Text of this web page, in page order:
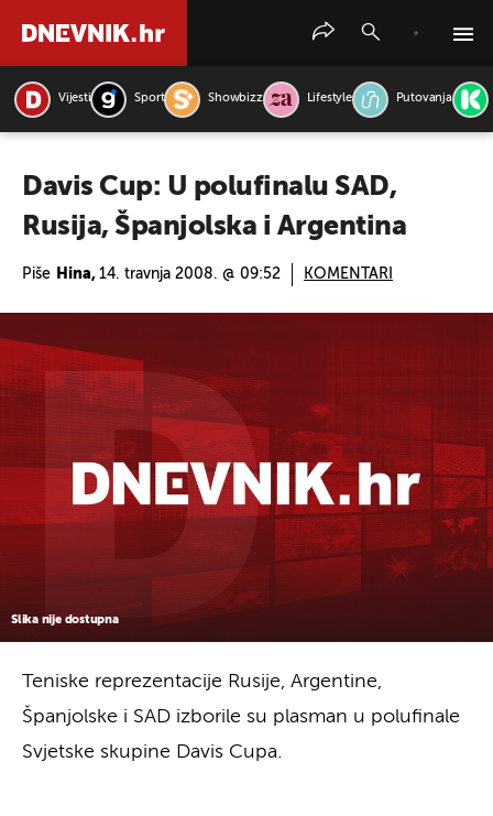
Vijesti Sport Showbizz Lifestyle Putovanja
Davis Cup: U polufinalu SAD,
Rusija, Španjolska i Argentina
Piše Hina, 14. travnja 2008. @ 09:52 KOMENTARI
Slika nije dostupna
Teniske reprezentacije Rusije, Argentine,
Španjolske i SAD izborile su plasman u polufinale
Svjetske skupine Davis Cupa.
PRETRAŽITE VIJESTI